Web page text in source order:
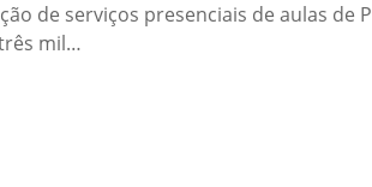
de serviços presenciais de aulas de
mil…